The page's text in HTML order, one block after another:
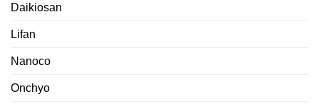
Daikiosan
Lifan
Nanoco
Onchyo